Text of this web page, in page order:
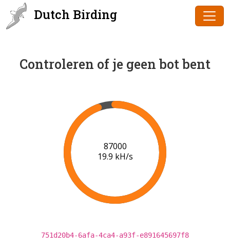
Dutch Birding
Controleren of je geen bot bent
89000
20.0 kH/s
751d20b4-6afa-4ca4-a93f-e891645697f8